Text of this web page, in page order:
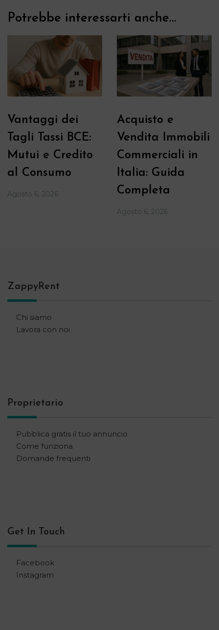
Potrebbe interessarti anche...
Vantaggi dei
Tagli Tassi BCE:
Mutui e Credito
al Consumo
Agosto 6, 2026
Acquisto e
Vendita Immobili
Commerciali in
Italia: Guida
Completa
Agosto 6, 2026
ZappyRent
Chi siamo
Lavora con noi
Proprietario
Pubblica gratis il tuo annuncio
Come funziona
Domande frequenti
Get In Touch
Facebook
Instagram